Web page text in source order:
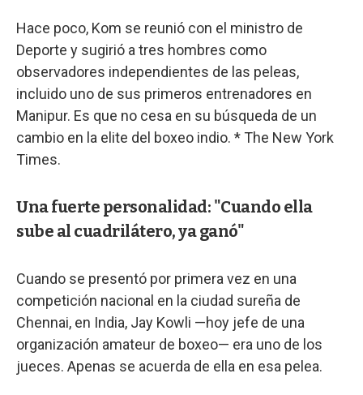
Hace poco, Kom se reunió con el ministro de
Deporte y sugirió a tres hombres como
observadores independientes de las peleas,
incluido uno de sus primeros entrenadores en
Manipur. Es que no cesa en su búsqueda de un
cambio en la elite del boxeo indio. * The New York
Times.
Una fuerte personalidad: "Cuando ella
sube al cuadrilátero, ya ganó"
Cuando se presentó por primera vez en una
competición nacional en la ciudad sureña de
Chennai, en India, Jay Kowli —hoy jefe de una
organización amateur de boxeo— era uno de los
jueces. Apenas se acuerda de ella en esa pelea.